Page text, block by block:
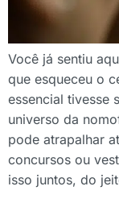
Você já sentiu
que esqueceu o
essencial tivesse
universo da
pode atrapalhar
concursos ou
isso juntos, do